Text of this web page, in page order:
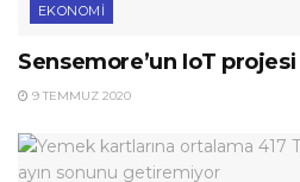
EKONOMI
Sensemore’un IoT projesi
9 TEMMUZ 2020